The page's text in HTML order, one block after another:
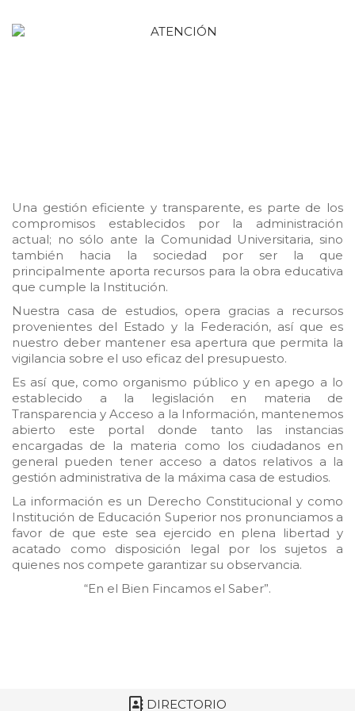
Una gestión eficiente y transparente, es parte de los
compromisos establecidos por la administración
actual; no sólo ante la Comunidad Universitaria, sino
también hacia la sociedad por ser la que
principalmente aporta recursos para la obra educativa
que cumple la Institución.
Nuestra casa de estudios, opera gracias a recursos
provenientes del Estado y la Federación, así que es
nuestro deber mantener esa apertura que permita la
vigilancia sobre el uso eficaz del presupuesto.
Es así que, como organismo público y en apego a lo
establecido a la legislación en materia de
Transparencia y Acceso a la Información, mantenemos
abierto este portal donde tanto las instancias
encargadas de la materia como los ciudadanos en
general pueden tener acceso a datos relativos a la
gestión administrativa de la máxima casa de estudios.
La información es un Derecho Constitucional y como
Institución de Educación Superior nos pronunciamos a
favor de que este sea ejercido en plena libertad y
acatado como disposición legal por los sujetos a
quienes nos compete garantizar su observancia.
“En el Bien Fincamos el Saber”.
DIRECTORIO